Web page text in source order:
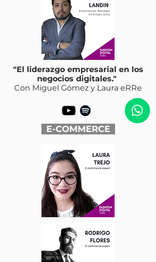
"El liderazgo empresarial en los
negocios digitales."
Con Miguel Gómez y Laura eRRe
E-COMMERCE